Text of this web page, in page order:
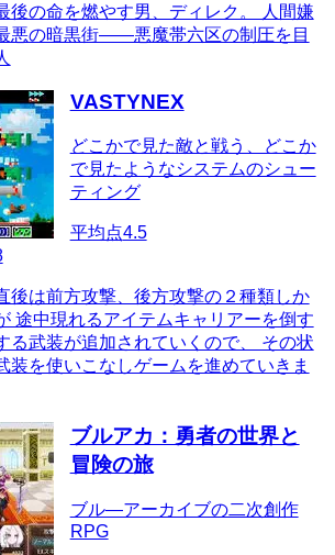
後の命を燃やす男、ディレク。 人間嫌
悪の暗黒街――悪魔帯六区の制圧を目
VASTYNEX
どこかで見た敵と戦う、どこか
で見たようなシステムのシュー
ティング
平均点4.5
後は前方攻撃、後方攻撃の２種類しか
途中現れるアイテムキャリアーを倒す
る武装が追加されていくので、 その状
装を使いこなしゲームを進めていきま
ブルアカ：勇者の世界と
冒険の旅
ブル―アーカイブの二次創作
RPG